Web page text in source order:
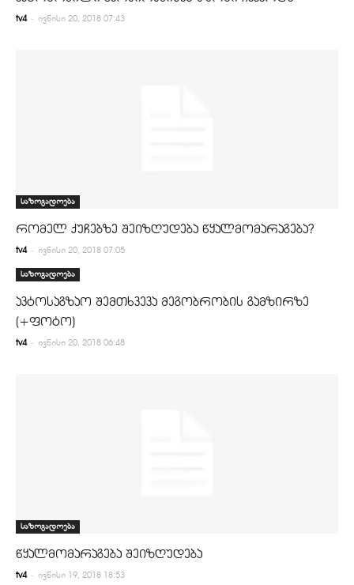
tv4 - ივნისი 20, 2018 07:43
საზოგადოება
რომელ ქუჩებზე შეიზღუდება წყალმომარაგება?
tv4 - ივნისი 20, 2018 07:05
საზოგადოება
ავტოსაგზაო შემთხვევა მეგობრობის გამზირზე
(+ფოტო)
tv4 - ივნისი 20, 2018 06:48
საზოგადოება
წყალმომარაგება შეიზღუდება
tv4 - ივნისი 19, 2018 18:53